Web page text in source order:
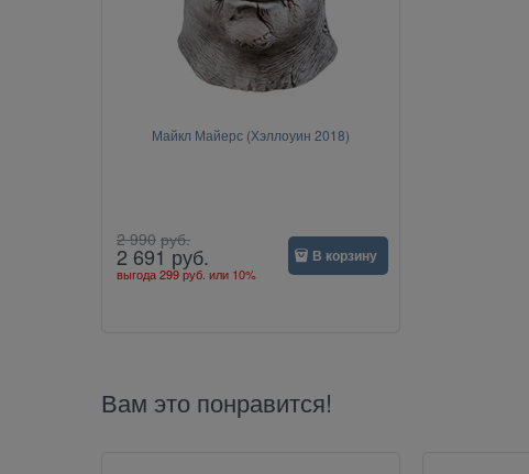
Майкл Майерс (Хэллоуин 2018)
2 990 руб.
2 691 руб.
выгода299 руб. или 10%
В корзину
Вам это понравится!